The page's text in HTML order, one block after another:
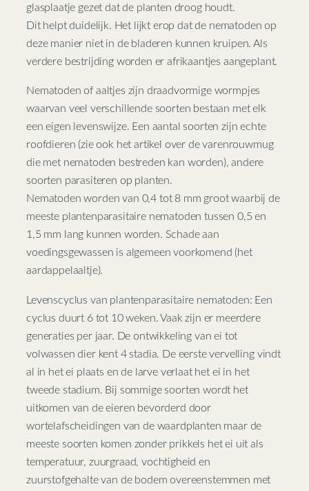
glasplaatje gezet dat de planten droog houdt.
Dit helpt duidelijk. Het lijkt erop dat de nematoden op
deze manier niet in de bladeren kunnen kruipen. Als
verdere bestrijding worden er afrikaantjes aangeplant.
Nematoden of aaltjes zijn draadvormige wormpjes
waarvan veel verschillende soorten bestaan met elk
een eigen levenswijze. Een aantal soorten zijn echte
roofdieren (zie ook het artikel over de varenrouwmug
die met nematoden bestreden kan worden), andere
soorten parasiteren op planten.
Nematoden worden van 0,4 tot 8 mm groot waarbij de
meeste plantenparasitaire nematoden tussen 0,5 en
1,5 mm lang kunnen worden. Schade aan
voedingsgewassen is algemeen voorkomend (het
aardappelaaltje).
Levenscyclus van plantenparasitaire nematoden: Een
cyclus duurt 6 tot 10 weken. Vaak zijn er meerdere
generaties per jaar. De ontwikkeling van ei tot
volwassen dier kent 4 stadia. De eerste vervelling vindt
al in het ei plaats en de larve verlaat het ei in het
tweede stadium. Bij sommige soorten wordt het
uitkomen van de eieren bevorderd door
wortelafscheidingen van de waardplanten maar de
meeste soorten komen zonder prikkels het ei uit als
temperatuur, zuurgraad, vochtigheid en
zuurstofgehalte van de bodem overeenstemmen met